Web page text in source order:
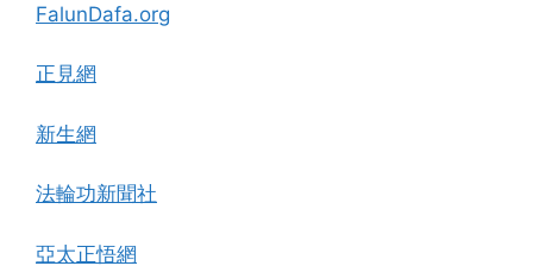
FalunDafa.org
正見網
新生網
法輪功新聞社
亞太正悟網